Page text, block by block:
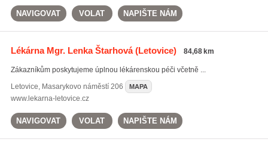
NAVIGOVAT VOLAT NAPIŠTE NÁM
Lékárna Mgr. Lenka Štarhová(Letovice) 84,68 km
Zákazníkům poskytujeme úplnou lékárenskou péči včetně ...
Letovice, Masarykovo náměstí 206 MAPA
www.lekarna-letovice.cz
NAVIGOVAT VOLAT NAPIŠTE NÁM